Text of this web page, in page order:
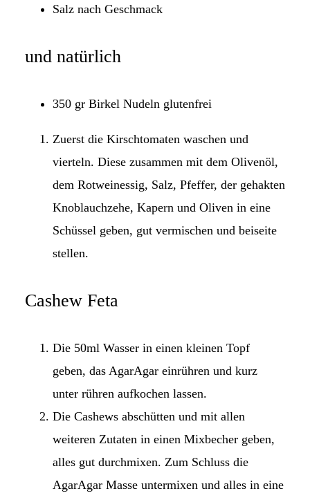
Salz nach Geschmack
und natürlich
350 gr Birkel Nudeln glutenfrei
Zuerst die Kirschtomaten waschen und
vierteln. Diese zusammen mit dem Olivenöl,
dem Rotweinessig, Salz, Pfeffer, der gehakten
Knoblauchzehe, Kapern und Oliven in eine
Schüssel geben, gut vermischen und beiseite
stellen.
Cashew Feta
Die 50ml Wasser in einen kleinen Topf
geben, das AgarAgar einrühren und kurz
unter rühren aufkochen lassen.
Die Cashews abschütten und mit allen
weiteren Zutaten in einen Mixbecher geben,
alles gut durchmixen. Zum Schluss die
AgarAgar Masse untermixen und alles in eine